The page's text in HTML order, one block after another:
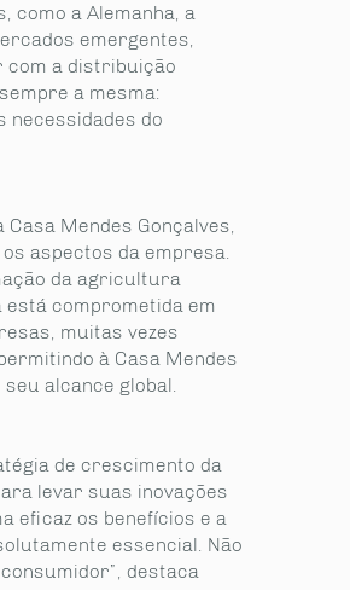
como a Alemanha, a
emergentes,
com a distribuição
a mesma:
necessidades do
Mendes Gonçalves,
aspectos da empresa.
da agricultura
comprometida em
muitas vezes
à Casa Mendes
alcance global.
de crescimento da
levar suas inovações
eficaz os benefícios e a
essencial. Não
destaca